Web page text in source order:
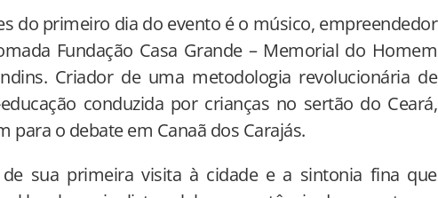
do primeiro dia do evento é o músico, empreendedor
Fundação Casa Grande – Memorial do Homem
Criador de uma metodologia revolucionária de
conduzida por crianças no sertão do Ceará,
para o debate em Canaã dos Carajás.
sua primeira visita à cidade e a sintonia fina que